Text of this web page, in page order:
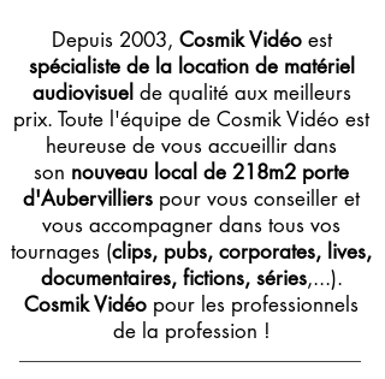
Depuis 2003, Cosmik Vidéoest
spécialiste de la location de matériel
audiovisuel de qualité aux meilleurs
prix. Toute l'équipe de Cosmik Vidéo est
heureuse de vous accueillir dans
son nouveau local de 218m2 porte
d'Aubervilliers pour vous conseiller et
vous accompagner dans tous vos
tournages (clips, pubs, corporates, lives,
documentaires, fictions, séries,...).
Cosmik Vidéo pour les professionnels
de la profession !